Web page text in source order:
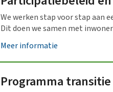
We werken stap voor stap aan
Dit doen we samen met
Meer informatie
Programma